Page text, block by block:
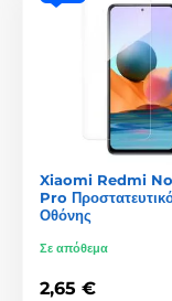
Xiaomi Redmi
Pro
Οθόνης
Σε απόθεμα
2,65 €